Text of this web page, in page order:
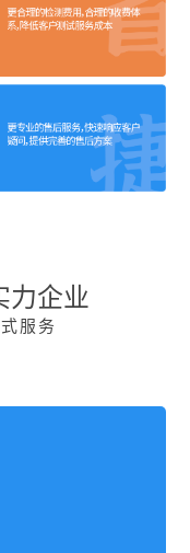
力企业
服务